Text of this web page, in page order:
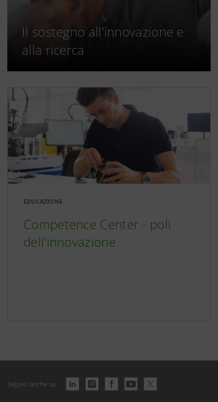
Il sostegno all'innovazione e
alla ricerca
EDUCAZIONE
Competence Center - poli
dell'innovazione
Seguici anche su